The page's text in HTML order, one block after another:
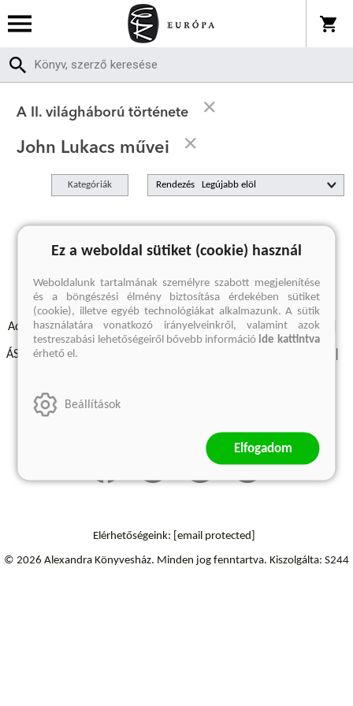
A II. világháború története
John Lukacs művei
Kategóriák Rendezés
A keresett kifejezésre nincs találat
Adatvédelmi szabályzatok Elállási felmondási nyilatkozat
ÁSZF - Vásárlási feltételek
Szállítási információk
Elérhetőségeink: [email protected]
© 2026 Alexandra Könyvesház. Minden jog fenntartva. Kiszolgálta: S244
Ez a weboldal sütiket (cookie) használ
Weboldalunk tartalmának személyre szabott megjelenítése
és a böngészési élmény biztosítása érdekében sütiket
(cookie), illetve egyéb technológiákat alkalmazunk. A sütik
használatára vonatkozó irányelveinkről, valamint azok
testreszabási lehetőségeiről bővebb információide kattintva
érhető el.
Beállítások
Elfogadom